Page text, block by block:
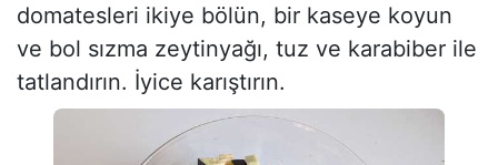
domatesleri ikiye bölün, bir kaseye koyun
ve bol sızma zeytinyağı, tuz ve karabiber ile
tatlandırın. İyice karıştırın.